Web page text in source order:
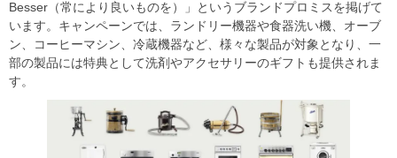
Besser（常により良いものを）」というブランドプロミスを掲げて
います。キャンペーンでは、ランドリー機器や食器洗い機、オーブ
ン、コーヒーマシン、冷蔵機器など、様々な製品が対象となり、一
部の製品には特典として洗剤やアクセサリーのギフトも提供されま
す。